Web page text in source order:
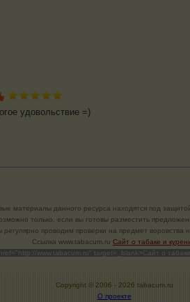
удовольствие =)
материалы данного ресурса находятся под
только, если вы готовы разместить
регулярно проводим проверки на предмет воровства
Cсылка www.tabacum.ru Сайт о табаке и
www.tabacum.ru" target=_blank>Сайт о
Copyright © 2006 - 2026 tabacum.ru
О проекте